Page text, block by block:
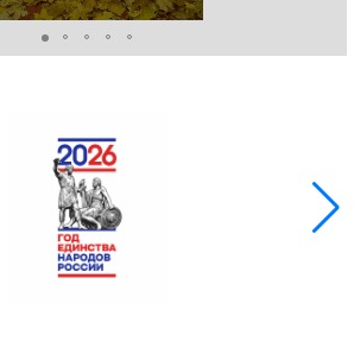
Настройки по умолчанию